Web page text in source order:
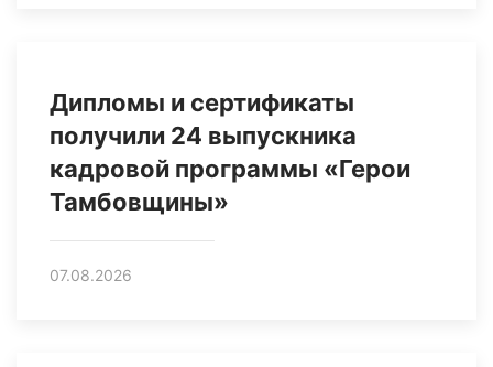
Дипломы и сертификаты
получили 24 выпускника
кадровой программы «Герои
Тамбовщины»
07.08.2026